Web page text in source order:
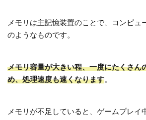
メモリは主記憶装置のことで、コンピュ
のようなものです。
メモリ容量が大きい程、一度にたくさん
め、処理速度も速くなります。
メモリが不足していると、ゲームプレイ